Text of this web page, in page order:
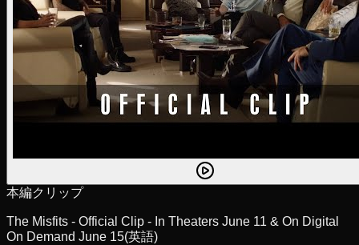
本編クリップ
The Misfits - Official Clip - In Theaters June 11 & On Digital
On Demand June 15(英語)